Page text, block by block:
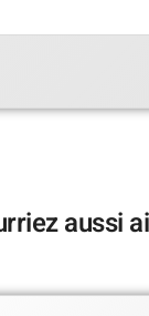
aussi